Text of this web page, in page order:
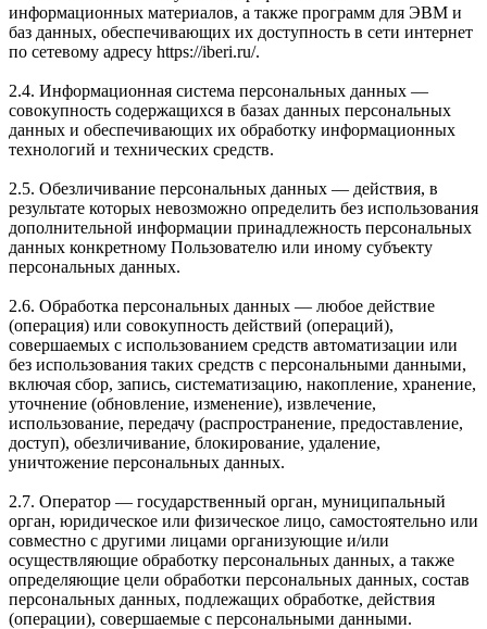
информационных материалов, а также программ для ЭВМ и
баз данных, обеспечивающих их доступность в сети интернет
по сетевому адресу https://iberi.ru/.
2.4. Информационная система персональных данных —
совокупность содержащихся в базах данных персональных
данных и обеспечивающих их обработку информационных
технологий и технических средств.
2.5. Обезличивание персональных данных — действия, в
результате которых невозможно определить без использования
дополнительной информации принадлежность персональных
данных конкретному Пользователю или иному субъекту
персональных данных.
2.6. Обработка персональных данных — любое действие
(операция) или совокупность действий (операций),
совершаемых с использованием средств автоматизации или
без использования таких средств с персональными данными,
включая сбор, запись, систематизацию, накопление, хранение,
уточнение (обновление, изменение), извлечение,
использование, передачу (распространение, предоставление,
доступ), обезличивание, блокирование, удаление,
уничтожение персональных данных.
2.7. Оператор — государственный орган, муниципальный
орган, юридическое или физическое лицо, самостоятельно или
совместно с другими лицами организующие и/или
осуществляющие обработку персональных данных, а также
определяющие цели обработки персональных данных, состав
персональных данных, подлежащих обработке, действия
(операции), совершаемые с персональными данными.